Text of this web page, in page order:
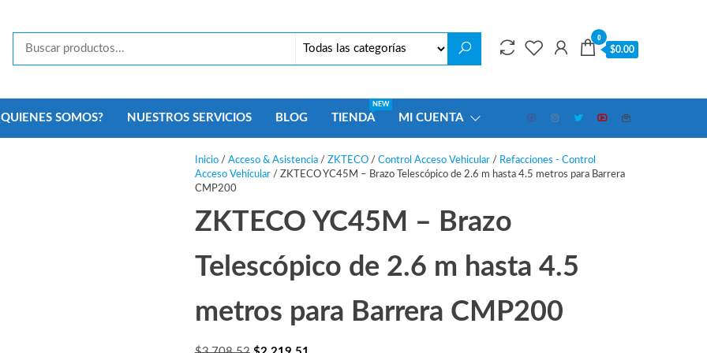
Security
Monterrey
0
$0.00
SOMOS? NUESTROS SERVICIOS BLOG TIENDA
NEW
MI CUENTA
Inicio/ Acceso & Asistencia/ ZKTECO/ Control Acceso Vehicular/ Refacciones - Control
Acceso Vehícular/ ZKTECO YC45M – Brazo Telescópico de 2.6 m hasta 4.5 metros para Barrera
CMP200
ZKTECO YC45M – Brazo
Telescópico de 2.6 m hasta 4.5
metros para Barrera CMP200